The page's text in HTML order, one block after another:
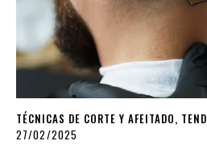
TÉCNICAS DE CORTE Y AFEITADO,
27/02/2025